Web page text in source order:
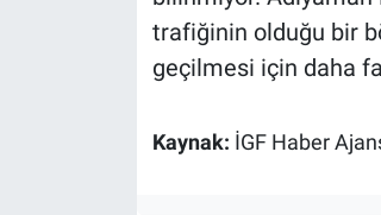
trafiğinin olduğu bir
geçilmesi için daha
Kaynak: İGF Haber